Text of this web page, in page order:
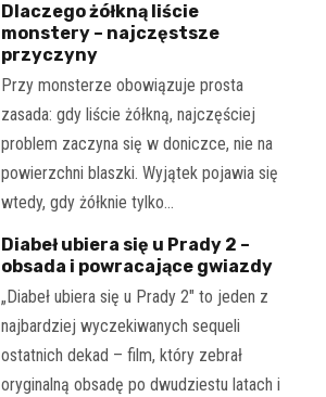
Dlaczego żółkną liście
monstery – najczęstsze
przyczyny
Przy monsterze obowiązuje prosta
zasada: gdy liście żółkną, najczęściej
problem zaczyna się w doniczce, nie na
powierzchni blaszki. Wyjątek pojawia się
wtedy, gdy żółknie tylko…
Diabeł ubiera się u Prady 2 –
obsada i powracające gwiazdy
„Diabeł ubiera się u Prady 2" to jeden z
najbardziej wyczekiwanych sequeli
ostatnich dekad – film, który zebrał
oryginalną obsadę po dwudziestu latach i